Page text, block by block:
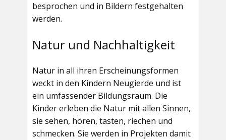
besprochen und in Bildern festgehalten
werden.
Natur und Nachhaltigkeit
Natur in all ihren Erscheinungsformen
weckt in den Kindern Neugierde und ist
ein umfassender Bildungsraum. Die
Kinder erleben die Natur mit allen Sinnen,
sie sehen, hören, tasten, riechen und
schmecken. Sie werden in Projekten damit